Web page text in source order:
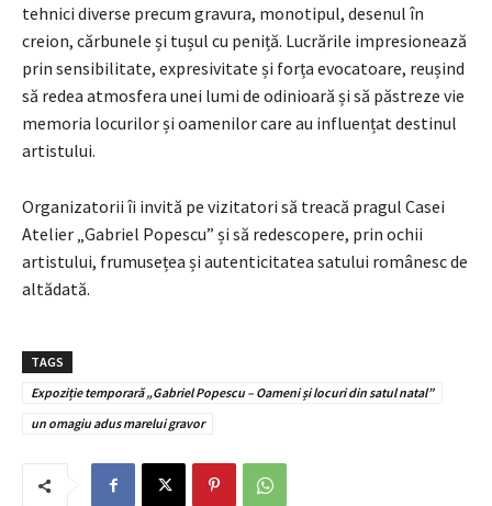
tehnici diverse precum gravura, monotipul, desenul în
creion, cărbunele și tușul cu peniță. Lucrările impresionează
prin sensibilitate, expresivitate și forța evocatoare, reușind
să redea atmosfera unei lumi de odinioară și să păstreze vie
memoria locurilor și oamenilor care au influențat destinul
artistului.
Organizatorii îi invită pe vizitatori să treacă pragul Casei
Atelier „Gabriel Popescu” și să redescopere, prin ochii
artistului, frumusețea și autenticitatea satului românesc de
altădată.
TAGS
Expoziție temporară „Gabriel Popescu – Oameni și locuri din satul natal”
un omagiu adus marelui gravor